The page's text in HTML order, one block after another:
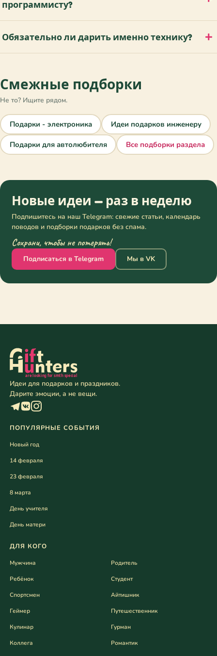
программисту?
Обязательно ли дарить именно технику?
Смежные подборки
Не то? Ищите рядом.
Подарки - электроника Идеи подарков инженеру
Подарки для автолюбителя Все подборки раздела
Новые идеи — раз в неделю
Подпишитесь на наш Telegram: свежие статьи, календарь
поводов и подборки подарков без спама.
Сохрани, чтобы не потерять!
Подписаться в Telegram Мы в VK
Идеи для подарков и праздников.
Дарите эмоции, а не вещи.
ПОПУЛЯРНЫЕ СОБЫТИЯ
Новый год
14 февраля
23 февраля
8 марта
День учителя
День матери
ДЛЯ КОГО
Мужчина Родитель
Ребёнок Студент
Спортсмен Айтишник
Геймер Путешественник
Кулинар Гурман
Коллега Романтик